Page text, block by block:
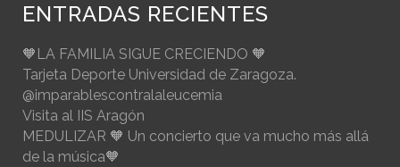
ENTRADAS RECIENTES
🧡LA FAMILIA SIGUE CRECIENDO 🧡
Tarjeta Deporte Universidad de Zaragoza.
@imparablescontralaleucemia
Visita al IIS Aragón
MEDULIZAR 🧡 Un concierto que va mucho más allá
de la música🧡